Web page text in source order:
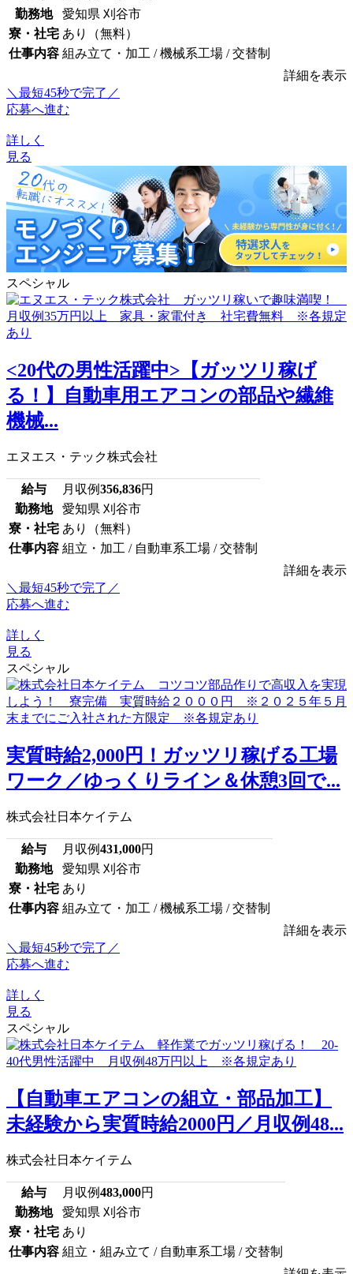
勤務地
愛知県 刈谷市
寮・社宅 あり（無料）
仕事内容 組み立て・加工 / 機械系工場 / 交替制
詳細を表示
＼最短45秒で完了／
応募へ進む
詳しく
見る
スペシャル
<20代の男性活躍中>【ガッツリ稼げ
る！】自動車用エアコンの部品や繊維
機械...
エヌエス・テック株式会社
給与 月収例356,836円
勤務地
愛知県 刈谷市
寮・社宅 あり（無料）
仕事内容 組立・加工 / 自動車系工場 / 交替制
詳細を表示
＼最短45秒で完了／
応募へ進む
詳しく
見る
スペシャル
実質時給2,000円！ガッツリ稼げる工場
ワーク／ゆっくりライン＆休憩3回で...
株式会社日本ケイテム
給与 月収例431,000円
勤務地
愛知県 刈谷市
寮・社宅 あり
仕事内容 組み立て・加工 / 機械系工場 / 交替制
詳細を表示
＼最短45秒で完了／
応募へ進む
詳しく
見る
スペシャル
【自動車エアコンの組立・部品加工】
未経験から実質時給2000円／月収例48...
株式会社日本ケイテム
給与 月収例483,000円
勤務地
愛知県 刈谷市
寮・社宅 あり
仕事内容 組立・組み立て / 自動車系工場 / 交替制